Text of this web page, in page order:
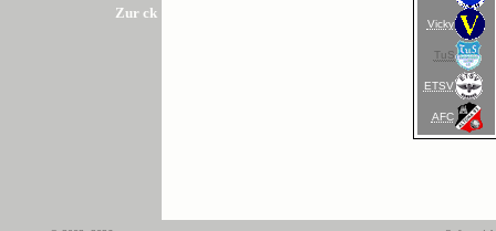
Zur ck
Vicky
TuS
ETSV
AFC